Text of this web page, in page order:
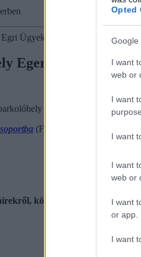
Opted
Google
I want
web or
I want
I want
I want
web or
I want
or app.
I want
Ügyek | Eger ügye
Egerben
szó szerint megreccsent.
(Fehér Andrea által)
kövessen bennünket az